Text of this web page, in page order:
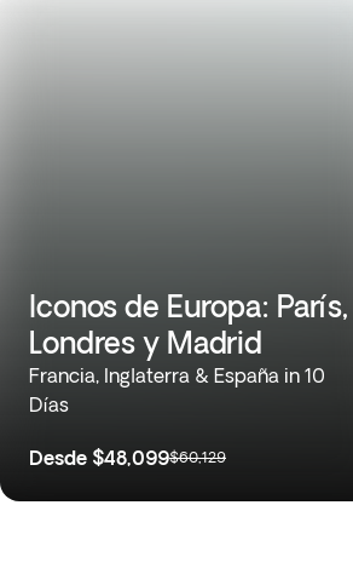
Iconos de Europa: París,
Londres y Madrid
Francia, Inglaterra & España in 10
Días
Desde $48,099$60,129